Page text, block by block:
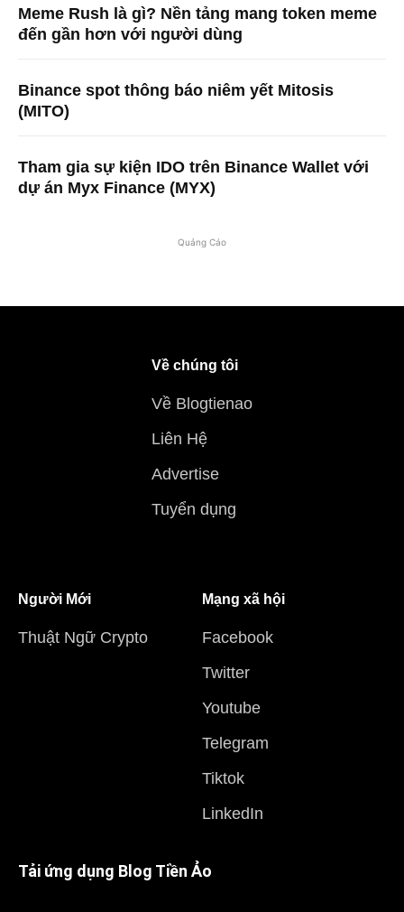
Meme Rush là gì? Nền tảng mang token meme
đến gần hơn với người dùng
Binance spot thông báo niêm yết Mitosis
(MITO)
Tham gia sự kiện IDO trên Binance Wallet với
dự án Myx Finance (MYX)
Quảng Cáo
Về chúng tôi
Về Blogtienao
Liên Hệ
Advertise
Tuyển dụng
Người Mới
Thuật Ngữ Crypto
Mạng xã hội
Facebook
Twitter
Youtube
Telegram
Tiktok
LinkedIn
Tải ứng dụng Blog Tiền Ảo